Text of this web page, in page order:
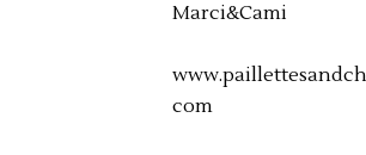
Marci&Cami
com